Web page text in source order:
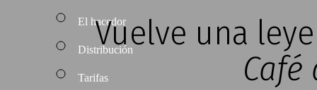
El hacedor
Distribución
Tarifas
Vuelve una
Café